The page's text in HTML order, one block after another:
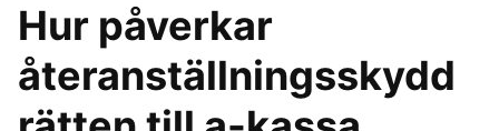
Hur påverkar
återanställningsskydd